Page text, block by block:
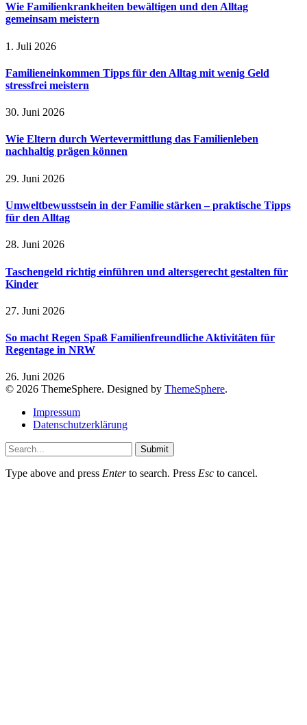
Wie Familienkrankheiten bewältigen und den Alltag
gemeinsam meistern
1. Juli 2026
Familieneinkommen Tipps für den Alltag mit wenig Geld
stressfrei meistern
30. Juni 2026
Wie Eltern durch Wertevermittlung das Familienleben
nachhaltig prägen können
29. Juni 2026
Umweltbewusstsein in der Familie stärken – praktische Tipps
für den Alltag
28. Juni 2026
Taschengeld richtig einführen und altersgerecht gestalten für
Kinder
27. Juni 2026
So macht Regen Spaß Familienfreundliche Aktivitäten für
Regentage in NRW
26. Juni 2026
© 2026 ThemeSphere. Designed by ThemeSphere.
Impressum
Datenschutzerklärung
Submit
Type above and press Enterto search. Press Esc to cancel.